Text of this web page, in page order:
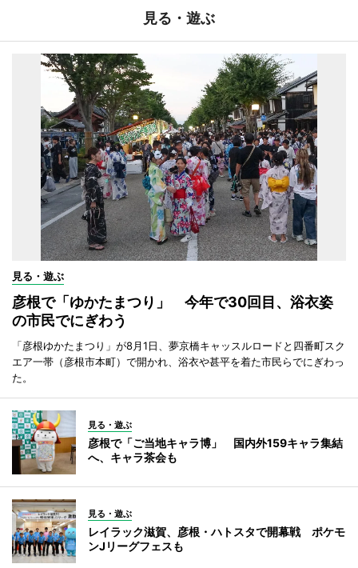
見る・遊ぶ
見る・遊ぶ
彦根で「ゆかたまつり」 今年で30回目、浴衣姿
の市民でにぎわう
「彦根ゆかたまつり」が8月1日、夢京橋キャッスルロードと四番町スク
エア一帯（彦根市本町）で開かれ、浴衣や甚平を着た市民らでにぎわっ
た。
見る・遊ぶ
彦根で「ご当地キャラ博」 国内外159キャラ集結
へ、キャラ茶会も
見る・遊ぶ
レイラック滋賀、彦根・ハトスタで開幕戦 ポケモ
ンJリーグフェスも